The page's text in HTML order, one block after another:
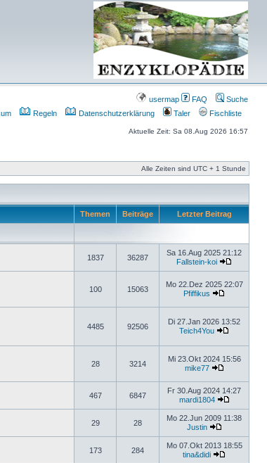
usermap FAQ
Suche
Regeln Datenschutzerklärung Taler Fischliste
Aktuelle Zeit: Sa 08.Aug 2026 16:57
Alle Zeiten sind UTC + 1 Stunde
Themen Beiträge Letzter Beitrag
1837 36287
Sa 16.Aug 2025 21:12
Fallstein-koi
100 15063
Mo 22.Dez 2025 22:07
Pfiffikus
4485 92506
Di 27.Jan 2026 13:52
Teich4You
28 3214
Mi 23.Okt 2024 15:56
mike77
467 6847
Fr 30.Aug 2024 14:27
mardi1804
29 28
Mo 22.Jun 2009 11:38
Justin
173 284
Mo 07.Okt 2013 18:55
tina&didi